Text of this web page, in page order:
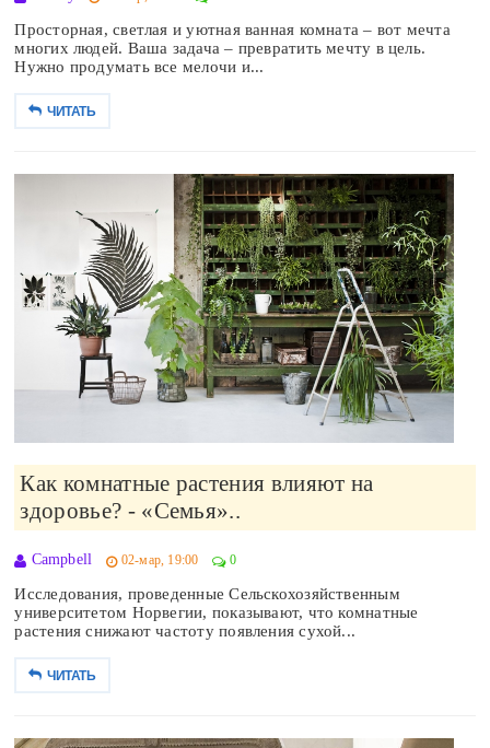
Просторная, светлая и уютная ванная комната – вот мечта
многих людей. Ваша задача – превратить мечту в цель.
Нужно продумать все мелочи и...
ЧИТАТЬ
Как комнатные растения влияют на
здоровье? - «Семья»..
Campbell 02-мар, 19:00 0
Исследования, проведенные Сельскохозяйственным
университетом Норвегии, показывают, что комнатные
растения снижают частоту появления сухой...
ЧИТАТЬ